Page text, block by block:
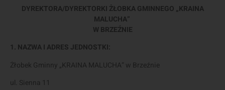
DYREKTORA/DYREKTORKI ŻŁOBKA GMINNEGO „KRAINA
MALUCHA”
W BRZEŹNIE
1. NAZWA I ADRES JEDNOSTKI:
Żłobek Gminny „KRAINA MALUCHA” w Brzeźnie
ul. Sienna 11